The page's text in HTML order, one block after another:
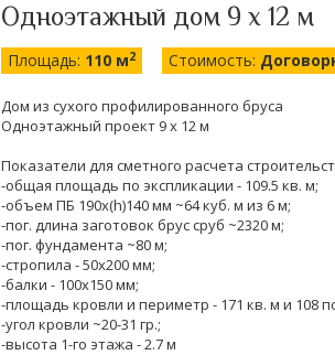
Одноэтажный дом 9 х 12 м
Площадь: 110 м2 Стоимость:
Дом из сухого профилированного бруса
Одноэтажный проект 9 х 12 м
Показатели для сметного расчета
-общая площадь по экспликации - 109.5 кв. м;
-объем ПБ 190х(h)140 мм ~64 куб. м из 6 м;
-пог. длина заготовок брус сруб ~2320 м;
-пог. фундамента ~80 м;
-стропила - 50х200 мм;
-балки - 100х150 мм;
-площадь кровли и периметр - 171 кв. м и 108
-угол кровли ~20-31 гр.;
-высота 1-го этажа - 2.7 м